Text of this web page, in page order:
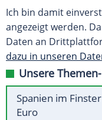
Ich bin damit
angezeigt werden.
Daten an
dazu in unseren
Unsere
Spanien im
Euro